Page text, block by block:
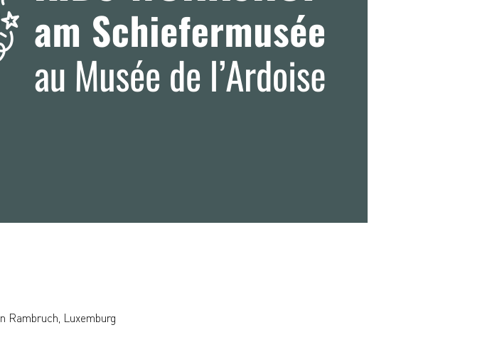
Rambruch, Luxemburg